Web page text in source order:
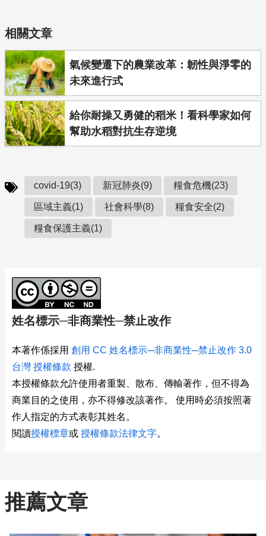
相關文章
氣候變遷下的農業改革：韌性與淨零的
未來進行式
給你耐操又勇健的稻米！看科學家如何
幫助水稻對抗生存逆境
covid-19(3) 新冠肺炎(9) 糧食危機(23)
區域主義(1) 社會科學(8) 糧食安全(2)
糧食保護主義(1)
姓名標示─非商業性─禁止改作
本著作係採用 創用 CC 姓名標示─非商業性─禁止改作 3.0
台灣 授權條款 授權.
本授權條款允許使用者重製、散布、傳輸著作，但不得為
商業目的之使用，亦不得修改該著作。 使用時必須按照著
作人指定的方式表彰其姓名。
閱讀授權標章或 授權條款法律文字。
推薦文章